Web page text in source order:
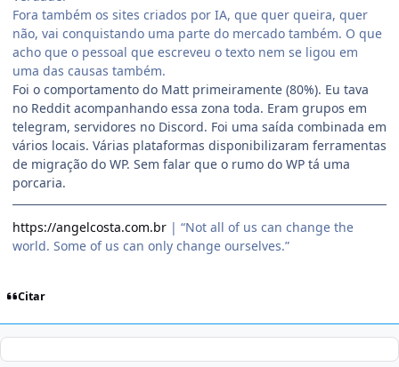
Fora também os sites criados por IA, que quer queira, quer
não, vai conquistando uma parte do mercado também. O que
acho que o pessoal que escreveu o texto nem se ligou em
uma das causas também.
Foi o comportamento do Matt primeiramente (80%). Eu tava
no Reddit acompanhando essa zona toda. Eram grupos em
telegram, servidores no Discord. Foi uma saída combinada em
vários locais. Várias plataformas disponibilizaram ferramentas
de migração do WP. Sem falar que o rumo do WP tá uma
porcaria.
https://angelcosta.com.br | “Not all of us can change the
world. Some of us can only change ourselves.”
Citar